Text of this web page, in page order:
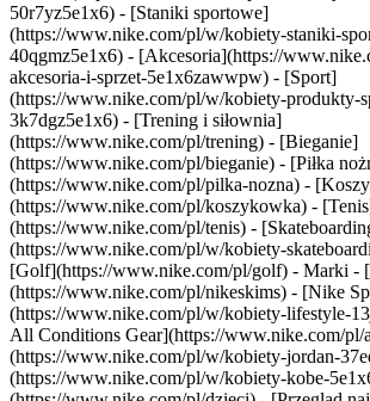
50r7yz5e1x6) - [Staniki sportowe]
(https://www.nike.com/pl/w/kobiety-staniki-
40qgmz5e1x6) - [Akcesoria](https://
akcesoria-i-sprzet-5e1x6zawwpw) - [Sport]
(https://www.nike.com/pl/w/kobiety-produkty-
3k7dgz5e1x6) - [Trening i siłownia]
(https://www.nike.com/pl/trening) - [Bieganie]
(https://www.nike.com/pl/bieganie) - [Piłka
(https://www.nike.com/pl/pilka-nozna) -
(https://www.nike.com/pl/koszykowka) -
(https://www.nike.com/pl/tenis) -
(https://www.nike.com/pl/w/kobiety-
[Golf](https://www.nike.com/pl/golf) - Marki -
(https://www.nike.com/pl/nikeskims) - [Nike
(https://www.nike.com/pl/w/kobiety-lifestyle-
All Conditions Gear](https://www.nike.com/pl/
(https://www.nike.com/pl/w/kobiety-jordan-
(https://www.nike.com/pl/w/kobiety-kobe-